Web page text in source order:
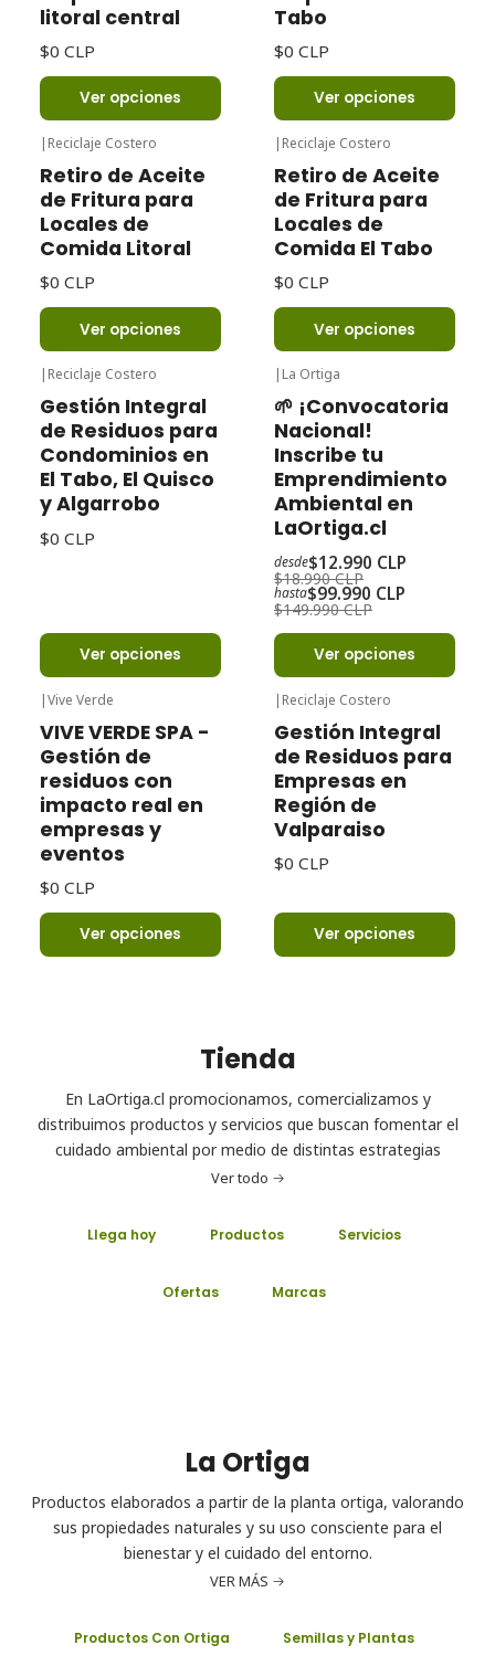
litoral central
$0 CLP
Ver opciones
Tabo
$0 CLP
Ver opciones
| Reciclaje Costero
Retiro de Aceite
de Fritura para
Locales de
Comida Litoral
$0 CLP
Ver opciones
| Reciclaje Costero
Retiro de Aceite
de Fritura para
Locales de
Comida El Tabo
$0 CLP
Ver opciones
| Reciclaje Costero
Gestión Integral
de Residuos para
Condominios en
El Tabo, El Quisco
y Algarrobo
$0 CLP
Ver opciones
| La Ortiga
🌱 ¡Convocatoria
Nacional!
Inscribe tu
Emprendimiento
Ambiental en
LaOrtiga.cl
desde$12.990 CLP
$18.990 CLP
hasta$99.990 CLP
$149.990 CLP
Ver opciones
|Vive Verde
VIVE VERDE SPA -
Gestión de
residuos con
impacto real en
empresas y
eventos
$0 CLP
Ver opciones
| Reciclaje Costero
Gestión Integral
de Residuos para
Empresas en
Región de
Valparaiso
$0 CLP
Ver opciones
Tienda
En LaOrtiga.cl promocionamos, comercializamos y
distribuimos productos y servicios que buscan fomentar el
cuidado ambiental por medio de distintas estrategias
Ver todo
Llega hoy Productos Servicios
Ofertas Marcas
La Ortiga
Productos elaborados a partir de la planta ortiga, valorando
sus propiedades naturales y su uso consciente para el
bienestar y el cuidado del entorno.
VER MÁS
Productos Con Ortiga Semillas y Plantas